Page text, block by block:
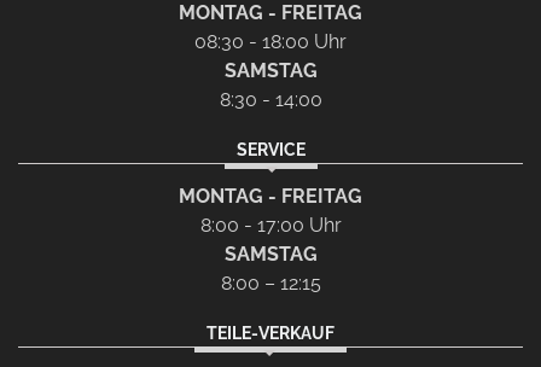
MONTAG - FREITAG
08:30 - 18:00 Uhr
SAMSTAG
8:30 - 14:00
SERVICE
MONTAG - FREITAG
8:00 - 17:00 Uhr
SAMSTAG
8:00 – 12:15
TEILE-VERKAUF